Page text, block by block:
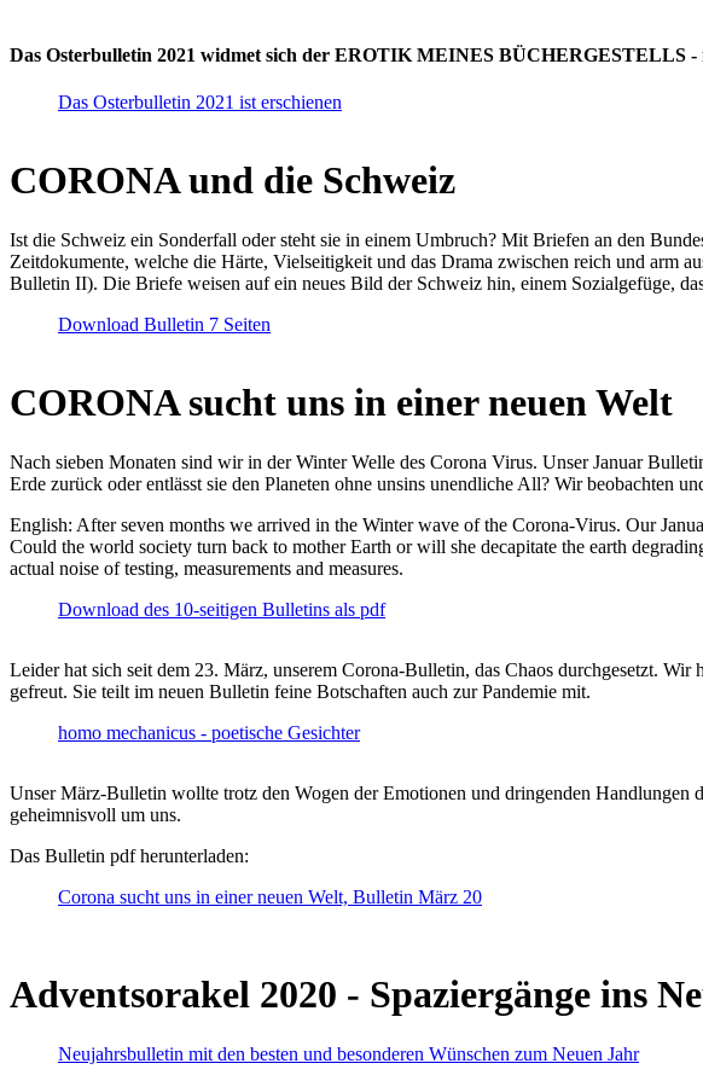
Das Osterbulletin 2021 widmet sich der EROTIK MEINES BÜCHERGESTELLS -
Das Osterbulletin 2021 ist erschienen
CORONA und die Schweiz
Ist die Schweiz ein Sonderfall oder steht sie in einem Umbruch? Mit Briefen an den
Zeitdokumente, welche die Härte, Vielseitigkeit und das Drama zwischen reich und arm
Bulletin II). Die Briefe weisen auf ein neues Bild der Schweiz hin, einem Sozialgefüge,
Download Bulletin 7 Seiten
CORONA sucht uns in einer neuen Welt
Nach sieben Monaten sind wir in der Winter Welle des Corona Virus. Unser Januar
Erde zurück oder entlässt sie den Planeten ohne unsins unendliche All? Wir beobachten
English: After seven months we arrived in the Winter wave of the Corona-Virus. Our
Could the world society turn back to mother Earth or will she decapitate the earth
actual noise of testing, measurements and measures.
Download des 10-seitigen Bulletins als pdf
Leider hat sich seit dem 23. März, unserem Corona-Bulletin, das Chaos durchgesetzt.
gefreut. Sie teilt im neuen Bulletin feine Botschaften auch zur Pandemie mit.
homo mechanicus - poetische Gesichter
Unser März-Bulletin wollte trotz den Wogen der Emotionen und dringenden Handlungen
geheimnisvoll um uns.
Das Bulletin pdf herunterladen:
Corona sucht uns in einer neuen Welt, Bulletin März 20
Adventsorakel 2020 - Spaziergänge ins
Neujahrsbulletin mit den besten und besonderen Wünschen zum Neuen Jahr